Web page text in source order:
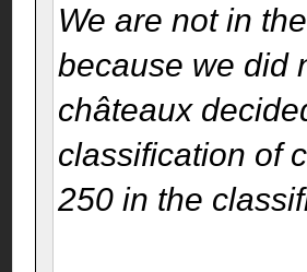
We are not in
because we did
châteaux
classification of
250 in the